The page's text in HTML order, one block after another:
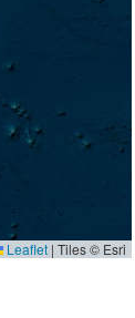
Leaflet | Tiles © Esri